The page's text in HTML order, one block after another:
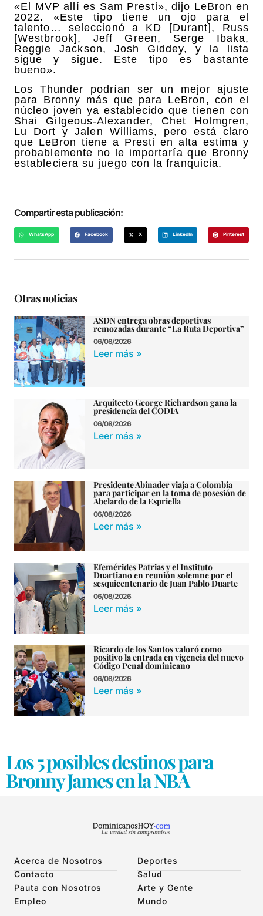
«El MVP allí es Sam Presti», dijo LeBron en
2022. «Este tipo tiene un ojo para el
talento… seleccionó a KD [Durant], Russ
[Westbrook], Jeff Green, Serge Ibaka,
Reggie Jackson, Josh Giddey, y la lista
sigue y sigue. Este tipo es bastante
bueno».
Los Thunder podrían ser un mejor ajuste
para Bronny más que para LeBron, con el
núcleo joven ya establecido que tienen con
Shai Gilgeous-Alexander, Chet Holmgren,
Lu Dort y Jalen Williams, pero está claro
que LeBron tiene a Presti en alta estima y
probablemente no le importaría que Bronny
estableciera su juego con la franquicia.
Compartir esta publicación:
WhatsApp Facebook X LinkedIn Pinterest
Otras noticias
ASDN entrega obras deportivas
remozadas durante “La Ruta Deportiva”
06/08/2026
Leer más »
Arquitecto George Richardson gana la
presidencia del CODIA
06/08/2026
Leer más »
Presidente Abinader viaja a Colombia
para participar en la toma de posesión de
Abelardo de la Espriella
06/08/2026
Leer más »
Efemérides Patrias y el Instituto
Duartiano en reunión solemne por el
sesquicentenario de Juan Pablo Duarte
06/08/2026
Leer más »
Ricardo de los Santos valoró como
positivo la entrada en vigencia del nuevo
Código Penal dominicano
06/08/2026
Leer más »
Los 5 posibles destinos para
Bronny James en la NBA
Acerca de Nosotros
Contacto
Pauta con Nosotros
Empleo
Deportes
Salud
Arte y Gente
Mundo